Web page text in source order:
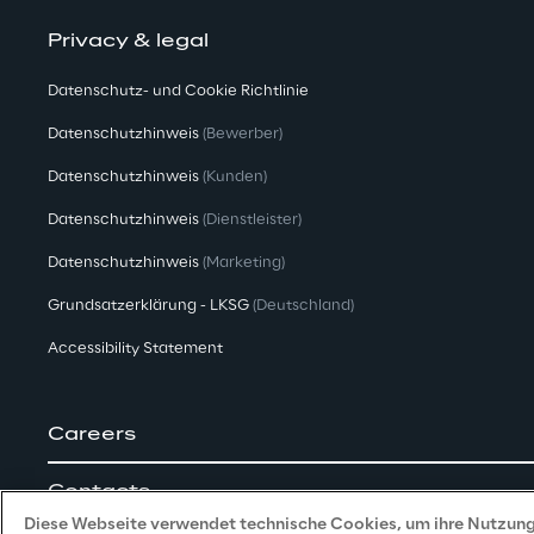
Privacy & legal
Datenschutz- und Cookie Richtlinie
Datenschutzhinweis (Bewerber)
Datenschutzhinweis (Kunden)
Datenschutzhinweis (Dienstleister)
Datenschutzhinweis (Marketing)
Grundsatzerklärung - LKSG (Deutschland)
Accessibility Statement
Careers
Contacts
Diese Webseite verwendet technische Cookies, um ihre